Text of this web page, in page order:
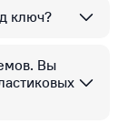
ключ?
Вы